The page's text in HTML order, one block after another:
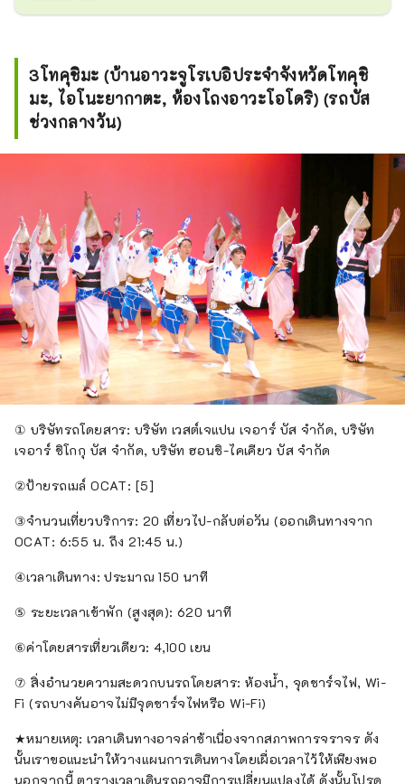
3โทคุชิมะ (บ้านอาวะจูโรเบอิประจำจังหวัดโทคุชิ
มะ, ไอโนะยากาตะ, ห้องโถงอาวะโอโดริ) ​​(รถบัส
ช่วงกลางวัน)
① บริษัทรถโดยสาร: บริษัท เวสต์เจแปน เจอาร์ บัส จำกัด, บริษัท
เจอาร์ ชิโกกุ บัส จำกัด, บริษัท ฮอนชิ-ไคเคียว บัส จำกัด
②ป้ายรถเมล์ OCAT: [5]
③จำนวนเที่ยวบริการ: 20 เที่ยวไป-กลับต่อวัน (ออกเดินทางจาก
OCAT: 6:55 น. ถึง 21:45 น.)
④เวลาเดินทาง: ประมาณ 150 นาที
⑤ ระยะเวลาเข้าพัก (สูงสุด): 620 นาที
⑥ค่าโดยสารเที่ยวเดียว: 4,100 เยน
⑦ สิ่งอำนวยความสะดวกบนรถโดยสาร: ห้องน้ำ, จุดชาร์จไฟ, Wi-
Fi (รถบางคันอาจไม่มีจุดชาร์จไฟหรือ Wi-Fi)
★หมายเหตุ: เวลาเดินทางอาจล่าช้าเนื่องจากสภาพการจราจร ดัง
นั้นเราขอแนะนำให้วางแผนการเดินทางโดยเผื่อเวลาไว้ให้เพียงพอ
นอกจากนี้ ตารางเวลาเดินรถอาจมีการเปลี่ยนแปลงได้ ดังนั้นโปรด